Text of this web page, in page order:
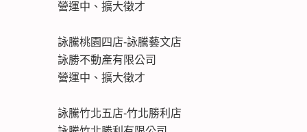
營運中、擴大徵才
詠騰桃園四店-詠騰藝文店
詠勝不動產有限公司
營運中、擴大徵才
詠騰竹北五店-竹北勝利店